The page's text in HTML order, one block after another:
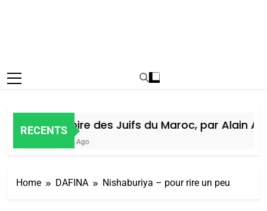
RECENTS
Histoire des Juifs du Maroc, par Alain
6 Jours Ago
Home DAFINA Nishaburiya – pour rire un peu